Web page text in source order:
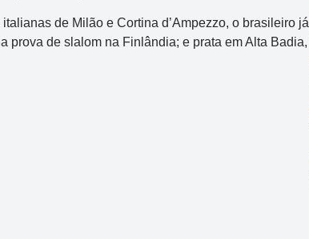
de Milão e Cortina d’Ampezzo, o brasileiro já
prova de slalom na Finlândia; e prata em Alta Badia,